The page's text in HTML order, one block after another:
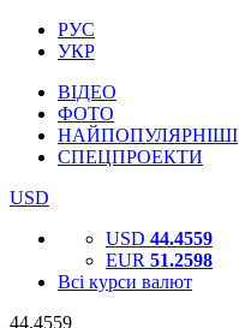
РУС
УКР
ВІДЕО
ФОТО
НАЙПОПУЛЯРНІШІ
СПЕЦПРОЕКТИ
USD
USD 44.4559
EUR 51.2598
Всі курси валют
44.4559